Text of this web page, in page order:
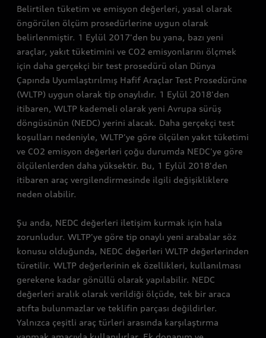
Bağımsız Servisler
Belirtilen tüketim ve emisyon değerleri, yasal olarak
öngörülen ölçüm prosedürlerine uygun olarak
belirlenmiştir. 1 Eylül 2017'den bu yana, bazı yeni
araçlar, yakıt tüketimini ve CO2 emisyonlarını ölçmek
için daha gerçekçi bir test prosedürü olan Dünya
Çapında Uyumlaştırılmış Hafif Araçlar Test Prosedürüne
(WLTP) uygun olarak tip onaylıdır. 1 Eylül 2018'den
itibaren, WLTP kademeli olarak yeni Avrupa sürüş
döngüsünün (NEDC) yerini alacak. Daha gerçekçi test
koşulları nedeniyle, WLTP'ye göre ölçülen yakıt tüketimi
ve CO2 emisyon değerleri çoğu durumda NEDC'ye göre
ölçülenlerden daha yüksektir. Bu, 1 Eylül 2018'den
itibaren araç vergilendirmesinde ilgili değişikliklere
neden olabilir.
Şu anda, NEDC değerleri iletişim kurmak için hala
zorunludur. WLTP'ye göre tip onaylı yeni arabalar söz
konusu olduğunda, NEDC değerleri WLTP değerlerinden
türetilir. WLTP değerlerinin ek özellikleri, kullanılması
gerekene kadar gönüllü olarak yapılabilir. NEDC
değerleri aralık olarak verildiği ölçüde, tek bir araca
atıfta bulunmazlar ve teklifin parçası değildirler.
Yalnızca çeşitli araç türleri arasında karşılaştırma